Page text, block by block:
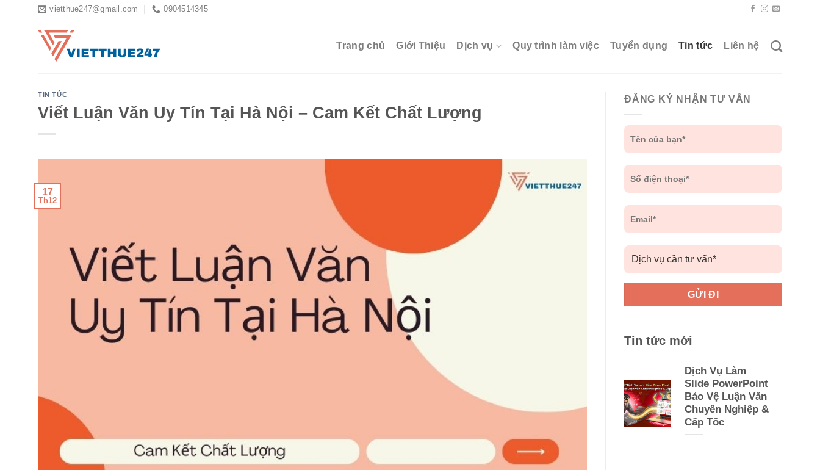
vietthue247@gmail.com 0904514345
Trang chủ Giới Thiệu Dịch vụ Quy trình làm việc Tuyển dụng Tin tức Liên hệ
TIN TỨC
Viết Luận Văn Uy Tín Tại Hà Nội – Cam Kết Chất Lượng
17
Th12
ĐĂNG KÝ NHẬN TƯ VẤN
Tin tức mới
Dịch Vụ Làm
Slide PowerPoint
Bảo Vệ Luận Văn
Chuyên Nghiệp &
Cấp Tốc